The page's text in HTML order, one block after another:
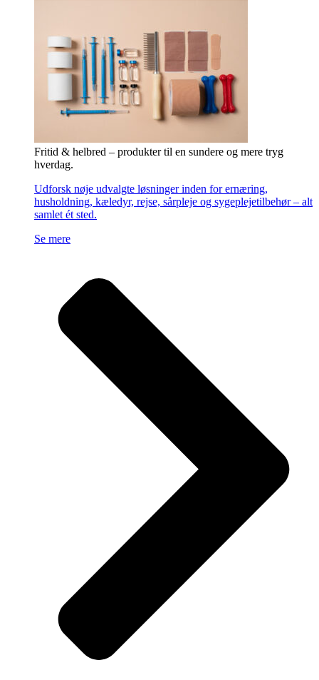
Fritid & helbred – produkter til en sundere og mere tryg
hverdag.
Udforsk nøje udvalgte løsninger inden for ernæring,
husholdning, kæledyr, rejse, sårpleje og sygeplejetilbehør – alt
samlet ét sted.
Se mere